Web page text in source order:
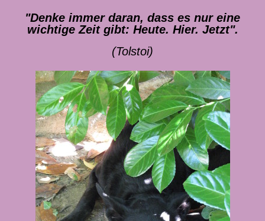
"Denke immer daran, dass es nur eine
wichtige Zeit gibt: Heute. Hier. Jetzt".
(Tolstoi)